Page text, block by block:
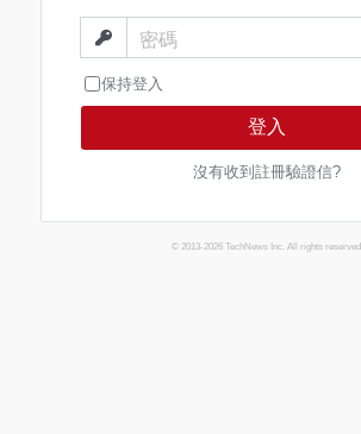
密碼
保持登入
登入
沒有收到註冊驗證信?
© 2013-2026 TechNews Inc. All rights reserved.